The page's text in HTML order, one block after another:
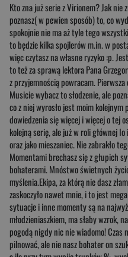
Kto zna już serie z Virionem? Jak
poznasz( w pewien sposób) to, co
spokojnie nie ma aż tyle tego
to będzie kilka spojlerów m.in. w
więc czytasz na własne ryzyko :p.
to też za sprawą lektora Pana
z przyjemnością powracam.
Musicie wybacz to słodzenie, ale
co z niej wyrosło jest moim
dowiedzenia się więcej i więcej o tej
kolejną serię, ale już w roli głównej
oraz jako mieszaniec. Nie zabrakło
Momentami brechasz się z głupich
bohaterami. Mnóstwo świetnych
myślenia.Ekipa, za którą nie dasz
zaskoczyło nawet mnie, i to jest
sytuacje i inne momenty są na
młodzieniaszkiem, ma słaby wzrok,
pogodą nigdy nic nie wiadomo!
pilnować, ale nie nasz bohater on